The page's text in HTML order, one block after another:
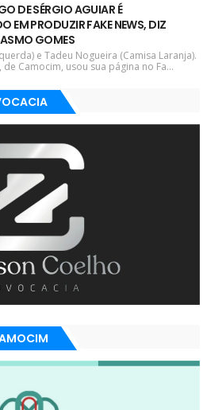
DE SÉRGIO AGUIAR É
EM PRODUZIR FAKE NEWS, DIZ
GOMES
e Tadeu Nogueira (Camisa Laranja).
Camocim, usou sua página no Fa...